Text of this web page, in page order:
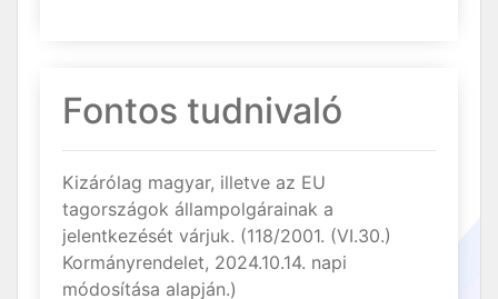
Fontos tudnivaló
Kizárólag magyar, illetve az EU
tagországok állampolgárainak a
jelentkezését várjuk. (118/2001. (VI.30.)
Kormányrendelet, 2024.10.14. napi
módosítása alapján.)